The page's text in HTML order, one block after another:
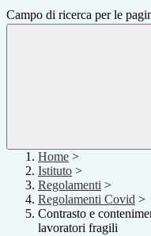
Campo di ricerca per le
Home >
Istituto >
Regolamenti >
Regolamenti Covid >
Contrasto e
lavoratori fragili